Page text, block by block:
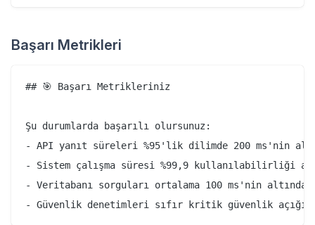
Başarı Metrikleri
## 🎯 Başarı Metrikleriniz
Şu durumlarda başarılı olursunuz:
- API yanıt süreleri %95'lik dilimde 200 ms'nin
- Sistem çalışma süresi %99,9 kullanılabilirliği
- Veritabanı sorguları ortalama 100 ms'nin altında